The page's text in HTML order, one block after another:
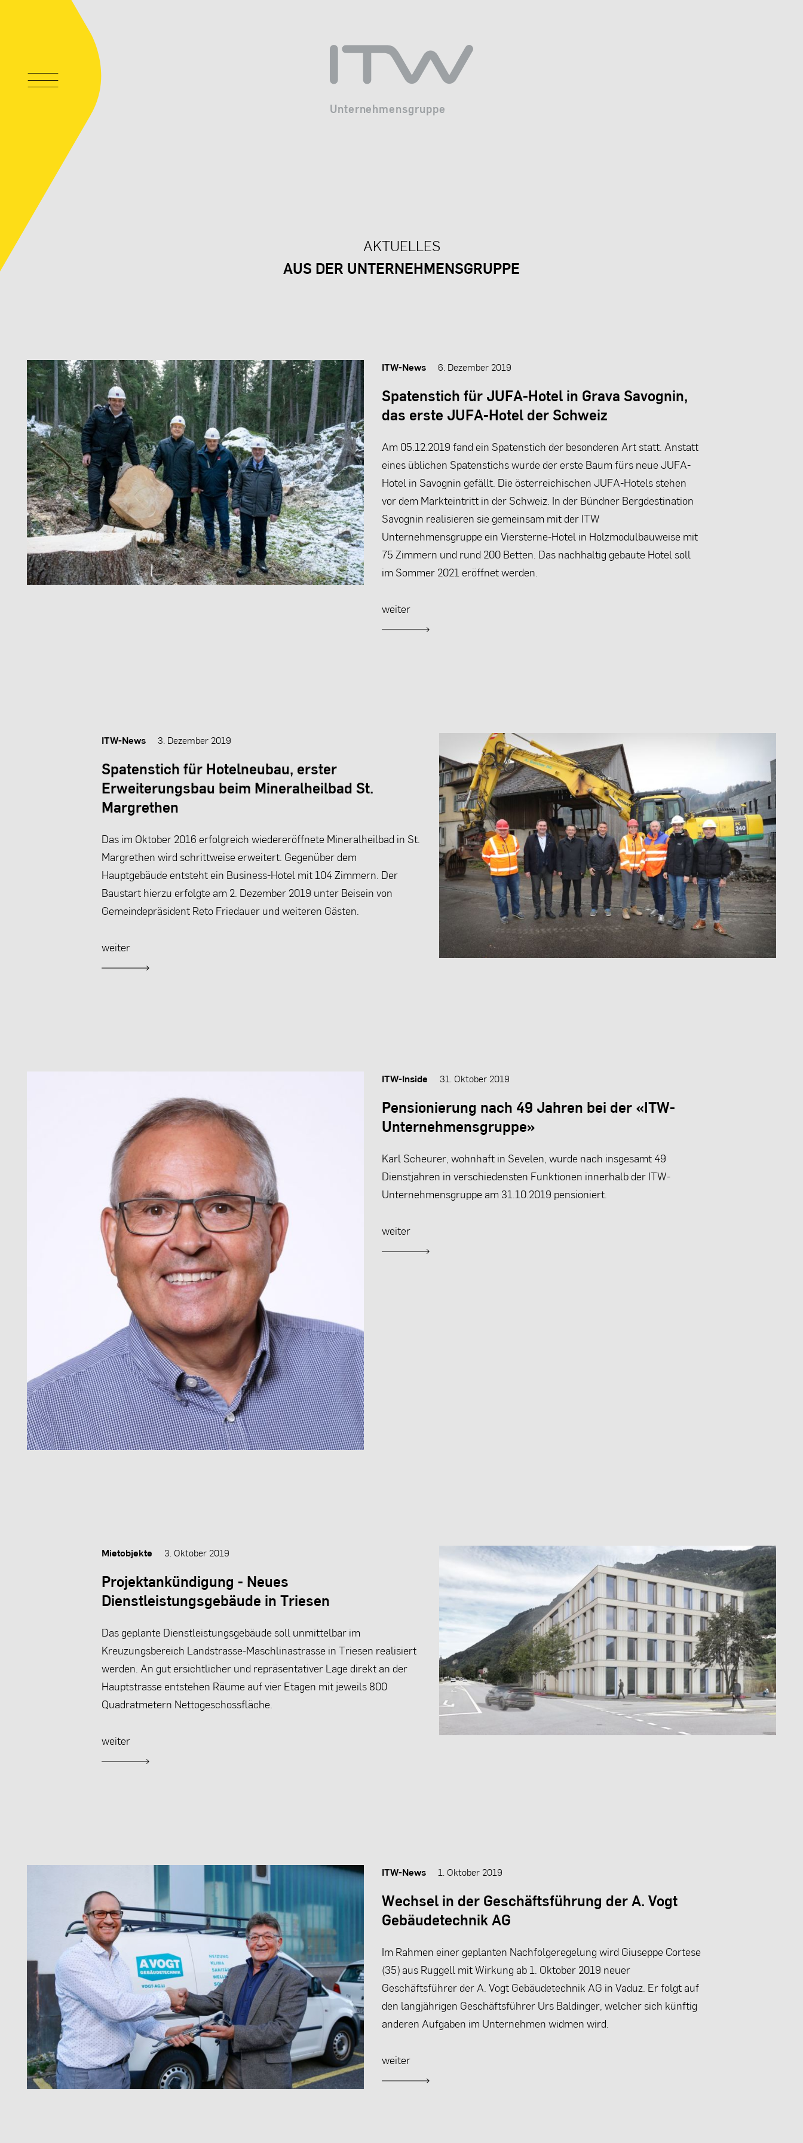
Unternehmensgruppe
AKTUELLES
AUS DER UNTERNEHMENSGRUPPE
ITW-News 6. Dezember 2019
Spatenstich für JUFA-Hotel in Grava Savognin,
das erste JUFA-Hotel der Schweiz
Am 05.12.2019 fand ein Spatenstich der besonderen Art statt. Anstatt
eines üblichen Spatenstichs wurde der erste Baum fürs neue JUFA-
Hotel in Savognin gefällt. Die österreichischen JUFA-Hotels stehen
vor dem Markteintritt in der Schweiz. In der Bündner Bergdestination
Savognin realisieren sie gemeinsam mit der ITW
Unternehmensgruppe ein Viersterne-Hotel in Holzmodulbauweise mit
75 Zimmern und rund 200 Betten. Das nachhaltig gebaute Hotel soll
im Sommer 2021 eröffnet werden.
weiter
ITW-News 3. Dezember 2019
Spatenstich für Hotelneubau, erster
Erweiterungsbau beim Mineralheilbad St.
Margrethen
Das im Oktober 2016 erfolgreich wiedereröffnete Mineralheilbad in St.
Margrethen wird schrittweise erweitert. Gegenüber dem
Hauptgebäude entsteht ein Business-Hotel mit 104 Zimmern. Der
Baustart hierzu erfolgte am 2. Dezember 2019 unter Beisein von
Gemeindepräsident Reto Friedauer und weiteren Gästen.
weiter
ITW-Inside 31. Oktober 2019
Pensionierung nach 49 Jahren bei der «ITW-
Unternehmensgruppe»
Karl Scheurer, wohnhaft in Sevelen, wurde nach insgesamt 49
Dienstjahren in verschiedensten Funktionen innerhalb der ITW-
Unternehmensgruppe am 31.10.2019 pensioniert.
weiter
Mietobjekte 3. Oktober 2019
Projektankündigung - Neues
Dienstleistungsgebäude in Triesen
Das geplante Dienstleistungsgebäude soll unmittelbar im
Kreuzungsbereich Landstrasse-Maschlinastrasse in Triesen realisiert
werden. An gut ersichtlicher und repräsentativer Lage direkt an der
Hauptstrasse entstehen Räume auf vier Etagen mit jeweils 800
Quadratmetern Nettogeschossfläche.
weiter
ITW-News 1. Oktober 2019
Wechsel in der Geschäftsführung der A. Vogt
Gebäudetechnik AG
Im Rahmen einer geplanten Nachfolgeregelung wird Giuseppe Cortese
(35) aus Ruggell mit Wirkung ab 1. Oktober 2019 neuer
Geschäftsführer der A. Vogt Gebäudetechnik AG in Vaduz. Er folgt auf
den langjährigen Geschäftsführer Urs Baldinger, welcher sich künftig
anderen Aufgaben im Unternehmen widmen wird.
weiter